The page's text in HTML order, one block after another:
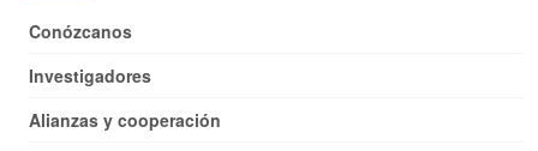
Conózcanos
Investigadores
Alianzas y cooperación